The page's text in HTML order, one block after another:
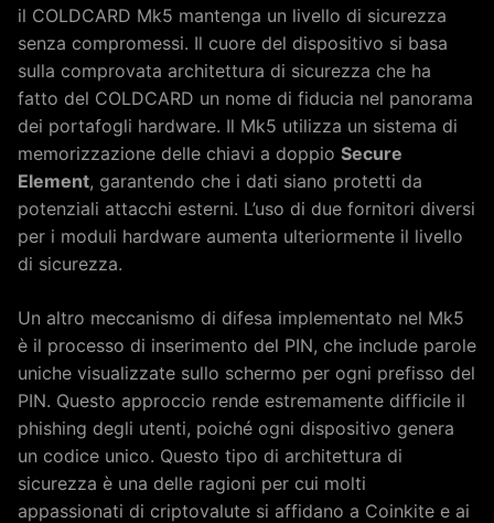
il COLDCARD Mk5 mantenga un livello di sicurezza
senza compromessi. Il cuore del dispositivo si basa
sulla comprovata architettura di sicurezza che ha
fatto del COLDCARD un nome di fiducia nel panorama
dei portafogli hardware. Il Mk5 utilizza un sistema di
memorizzazione delle chiavi a doppio Secure
Element, garantendo che i dati siano protetti da
potenziali attacchi esterni. L’uso di due fornitori diversi
per i moduli hardware aumenta ulteriormente il livello
di sicurezza.
Un altro meccanismo di difesa implementato nel Mk5
è il processo di inserimento del PIN, che include parole
uniche visualizzate sullo schermo per ogni prefisso del
PIN. Questo approccio rende estremamente difficile il
phishing degli utenti, poiché ogni dispositivo genera
un codice unico. Questo tipo di architettura di
sicurezza è una delle ragioni per cui molti
appassionati di criptovalute si affidano a Coinkite e ai